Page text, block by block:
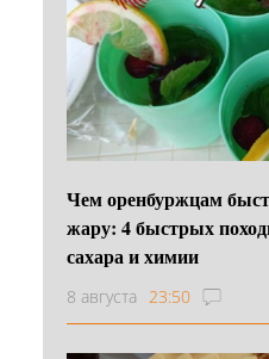
Чем оренбуржцам
жару: 4 быстрых
сахара и химии
8 августа 23:50